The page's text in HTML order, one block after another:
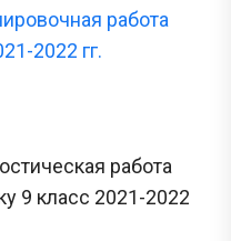
работа
2022 гг.
работа
9 класс 2021-2022